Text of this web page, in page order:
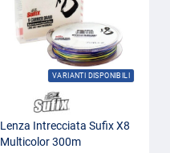
VARIANTI DISPONIBILI
Lenza Intrecciata Sufix X8
Multicolor 300m